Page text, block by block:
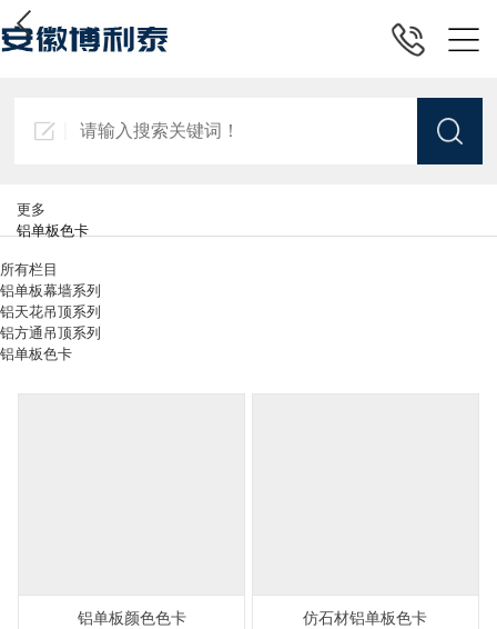
更多
铝单板色卡
所有栏目
铝单板幕墙系列
铝天花吊顶系列
铝方通吊顶系列
铝单板色卡
铝单板颜色色卡 仿石材铝单板色卡